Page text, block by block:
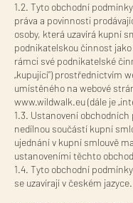
1.2. Tyto obchodní
práva a povinnosti
osoby, která uzavírá kupní
podnikatelskou činnost
rámci své podnikatelské
„kupující“) prostřednictvím
umístěného na webové
www.wildwalk.eu(dále je
1.3. Ustanovení
nedílnou součástí kupní
ujednání v kupní smlouvě
ustanoveními těchto
1.4. Tyto obchodní
se uzavírají v českém jazyce.